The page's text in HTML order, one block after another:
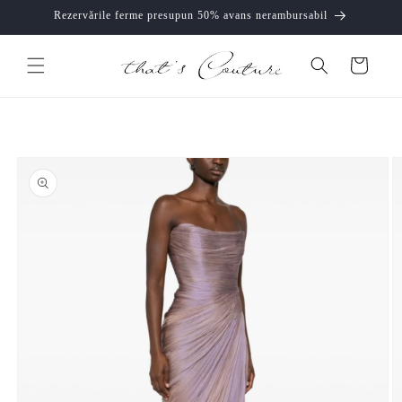
Skip toRezervările ferme presupun 50% avans nerambursabil
Cart